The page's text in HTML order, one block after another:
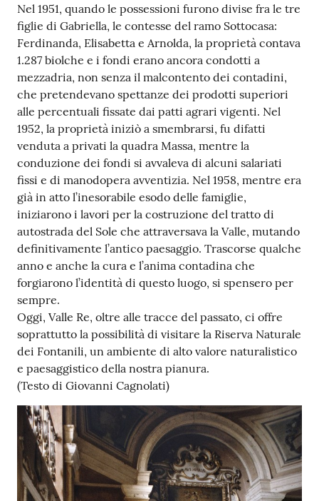
Nel 1951, quando le possessioni furono divise fra le tre
figlie di Gabriella, le contesse del ramo Sottocasa:
Ferdinanda, Elisabetta e Arnolda, la proprietà contava
1.287 biolche e i fondi erano ancora condotti a
mezzadria, non senza il malcontento dei contadini,
che pretendevano spettanze dei prodotti superiori
alle percentuali fissate dai patti agrari vigenti. Nel
1952, la proprietà iniziò a smembrarsi, fu difatti
venduta a privati la quadra Massa, mentre la
conduzione dei fondi si avvaleva di alcuni salariati
fissi e di manodopera avventizia. Nel 1958, mentre era
già in atto l’inesorabile esodo delle famiglie,
iniziarono i lavori per la costruzione del tratto di
autostrada del Sole che attraversava la Valle, mutando
definitivamente l’antico paesaggio. Trascorse qualche
anno e anche la cura e l’anima contadina che
forgiarono l’identità di questo luogo, si spensero per
sempre.
Oggi, Valle Re, oltre alle tracce del passato, ci offre
soprattutto la possibilità di visitare la Riserva Naturale
dei Fontanili, un ambiente di alto valore naturalistico
e paesaggistico della nostra pianura.
(Testo di Giovanni Cagnolati)